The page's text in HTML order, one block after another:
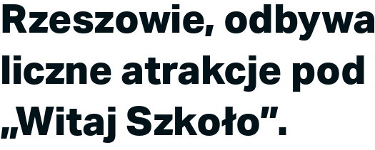
Rzeszowie,
liczne atrakcje pod
„Witaj Szkoło”.